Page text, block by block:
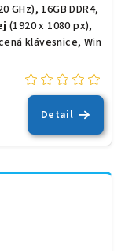
GHz), 16GB DDR4,
(1920 x 1080 px),
klávesnice, Win
Detail